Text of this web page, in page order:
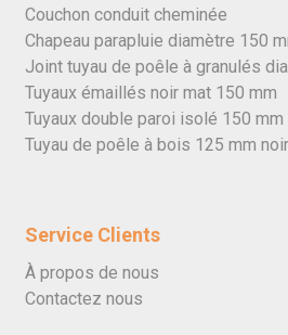
Couchon conduit cheminée
Chapeau parapluie diamètre 150
Joint tuyau de poêle à granulés
Tuyaux émaillés noir mat 150 mm
Tuyaux double paroi isolé 150 mm
Tuyau de poêle à bois 125 mm
Service Clients
À propos de nous
Contactez nous